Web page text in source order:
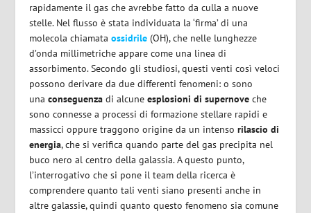
rapidamente il gas che avrebbe fatto da culla a nuove
stelle. Nel flusso è stata individuata la ‘firma’ di una
molecola chiamataossidrile (OH), che nelle lunghezze
d’onda millimetriche appare come una linea di
assorbimento. Secondo gli studiosi, questi venti così veloci
possono derivare da due differenti fenomeni: o sono
unaconseguenza di alcuneesplosioni di supernove che
sono connesse a processi di formazione stellare rapidi e
massicci oppure traggono origine da un intensorilascio di
energia, che si verifica quando parte del gas precipita nel
buco nero al centro della galassia. A questo punto,
l’interrogativo che si pone il team della ricerca è
comprendere quanto tali venti siano presenti anche in
altre galassie, quindi quanto questo fenomeno sia comune